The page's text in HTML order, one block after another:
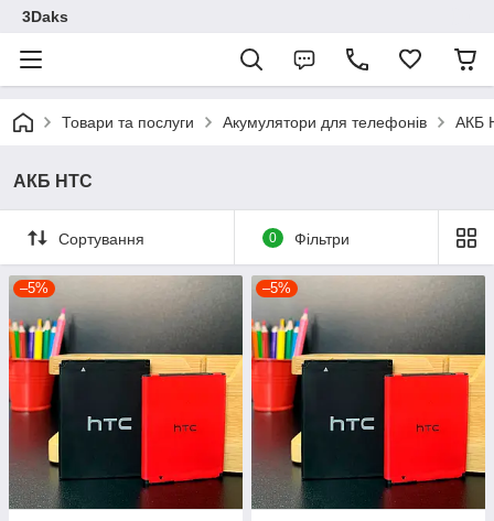
3Daks
Товари та послуги Акумулятори для телефонів АКБ
АКБ HTC
Сортування 0 Фільтри
–5% –5%